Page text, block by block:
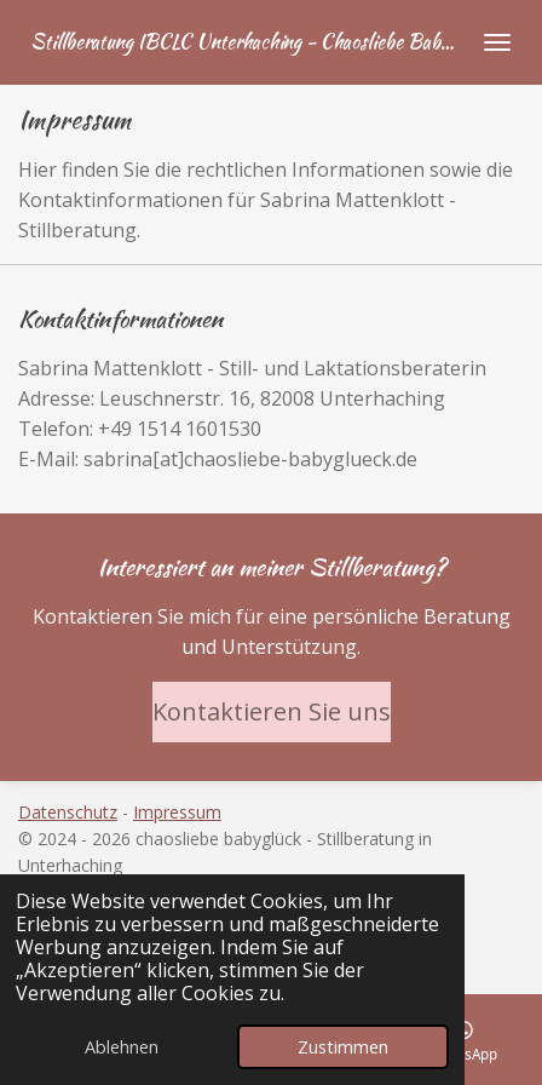
Diese Website verwendet Cookies, um Ihr
Erlebnis zu verbessern und maßgeschneiderte
Werbung anzuzeigen. Indem Sie auf
„Akzeptieren“ klicken, stimmen Sie der
Verwendung aller Cookies zu.
Ablehnen Zustimmen
Hauptinhalt
springen
Stillberatung IBCLC Unterhaching - Chaosliebe Babyglück
Impressum
Hier finden Sie die rechtlichen Informationen sowie die
Kontaktinformationen für Sabrina Mattenklott -
Stillberatung.
Kontaktinformationen
Sabrina Mattenklott - Still- und Laktationsberaterin
Adresse: Leuschnerstr. 16, 82008 Unterhaching
Telefon: +49 1514 1601530
E-Mail: sabrina[at]chaosliebe-babyglueck.de
Interessiert an meiner Stillberatung?
Kontaktieren Sie mich für eine persönliche Beratung
und Unterstützung.
Kontaktieren Sie uns
Datenschutz - Impressum
© 2024 - 2026 chaosliebe babyglück - Stillberatung in
Unterhaching
Mit Unterstützung von Webador
E-Mail Instagram WhatsApp